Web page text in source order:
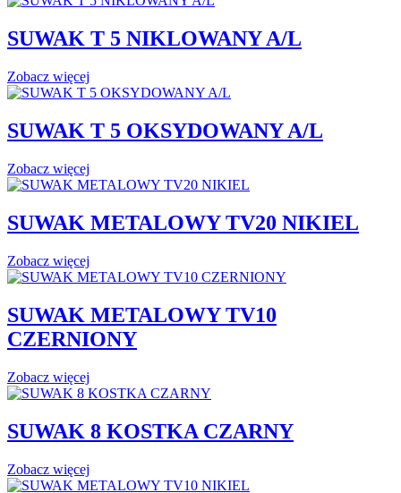
SUWAK T 5 NIKLOWANY A/L
Zobacz więcej
SUWAK T 5 OKSYDOWANY A/L
Zobacz więcej
SUWAK METALOWY TV20 NIKIEL
Zobacz więcej
SUWAK METALOWY TV10
CZERNIONY
Zobacz więcej
SUWAK 8 KOSTKA CZARNY
Zobacz więcej